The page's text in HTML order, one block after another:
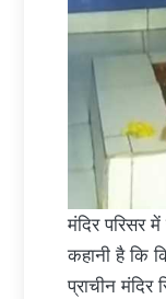
मंदिर परिसर
कहानी है कि
प्राचीन